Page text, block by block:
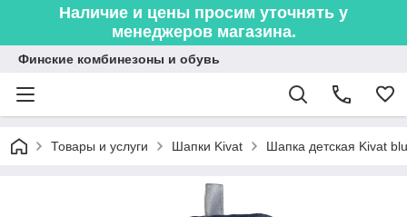
Наличие и цены просим уточнять у
менеджеров магазина.
Финские комбинезоны и обувь
Товары и услуги Шапки Kivat Шапка детская Kivat